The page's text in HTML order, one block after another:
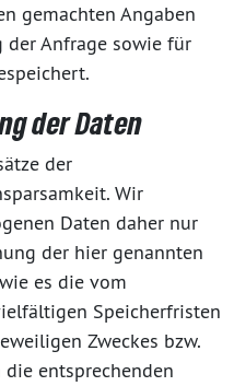
gemachten Angaben
der Anfrage sowie für
der Daten
der
Wir
Daten daher nur
der hier genannten
es die vom
Speicherfristen
Zweckes bzw.
entsprechenden